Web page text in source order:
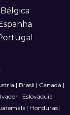
Bélgica
Espanha
| Brasil | Canadá |
| Eslováquia |
| Honduras|